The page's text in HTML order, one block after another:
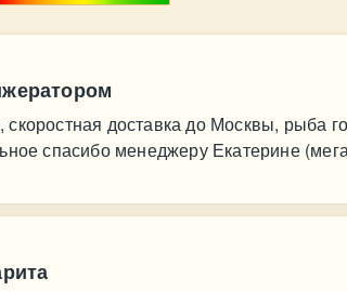
доставка до Москвы, рыба
спасибо менеджеру Екатерине